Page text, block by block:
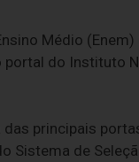
Médio (Enem)
portal do Instituto
principais
Sistema de